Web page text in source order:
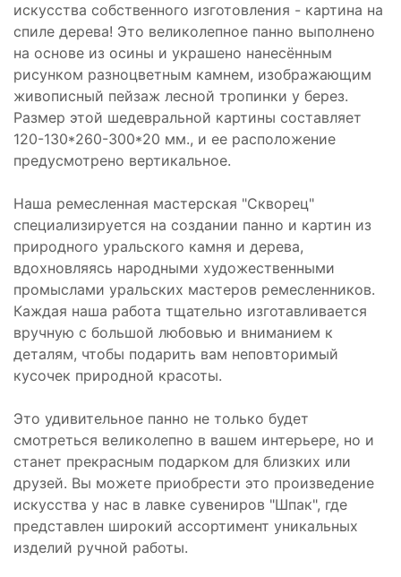
искусства собственного изготовления - картина на
спиле дерева! Это великолепное панно выполнено
на основе из осины и украшено нанесённым
рисунком разноцветным камнем, изображающим
живописный пейзаж лесной тропинки у берез.
Размер этой шедевральной картины составляет
120-130*260-300*20 мм., и ее расположение
предусмотрено вертикальное.
Наша ремесленная мастерская "Скворец"
специализируется на создании панно и картин из
природного уральского камня и дерева,
вдохновляясь народными художественными
промыслами уральских мастеров ремесленников.
Каждая наша работа тщательно изготавливается
вручную с большой любовью и вниманием к
деталям, чтобы подарить вам неповторимый
кусочек природной красоты.
Это удивительное панно не только будет
смотреться великолепно в вашем интерьере, но и
станет прекрасным подарком для близких или
друзей. Вы можете приобрести это произведение
искусства у нас в лавке сувениров "Шпак", где
представлен широкий ассортимент уникальных
изделий ручной работы.